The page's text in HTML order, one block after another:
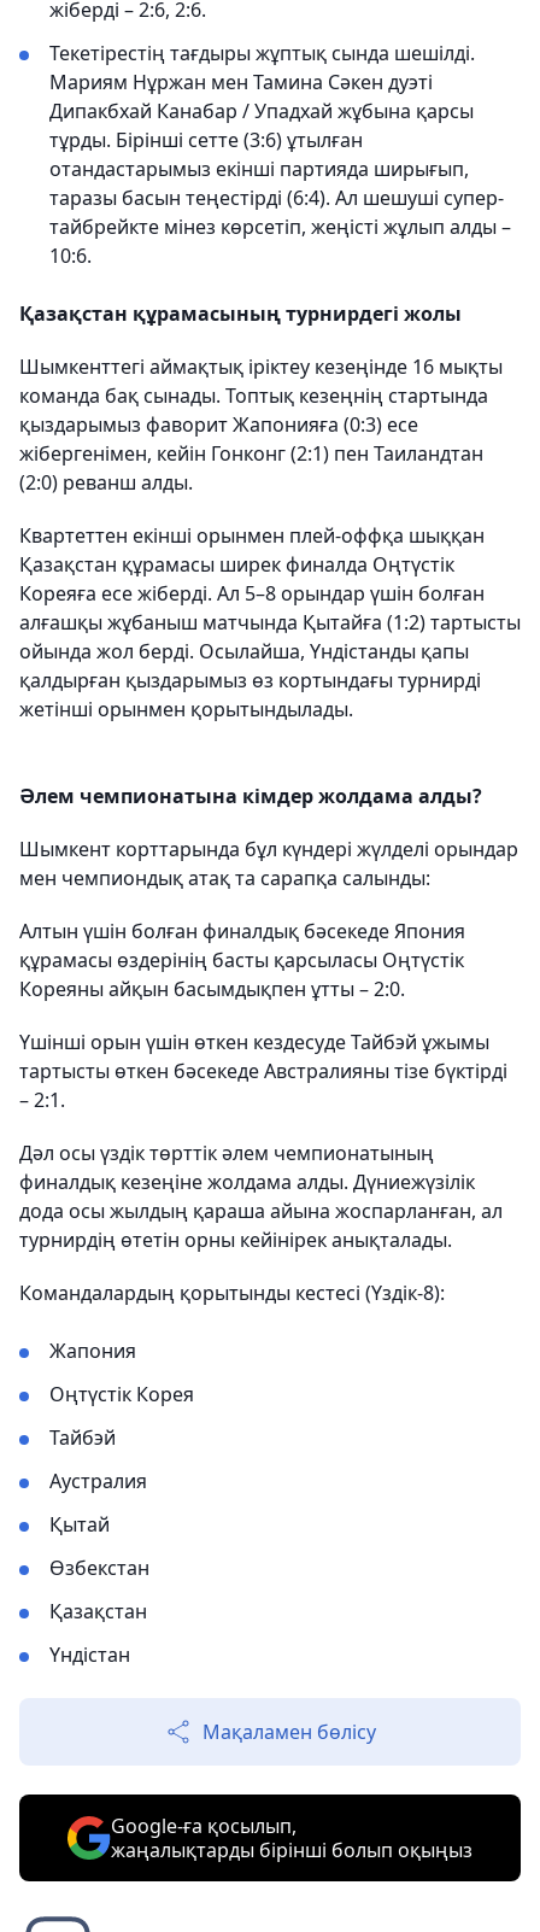
жіберді – 2:6, 2:6.
Текетірестің тағдыры жұптық сында шешілді.
Мариям Нұржан мен Тамина Сәкен дуэті
Дипакбхай Канабар / Упадхай жұбына қарсы
тұрды. Бірінші сетте (3:6) ұтылған
отандастарымыз екінші партияда ширығып,
таразы басын теңестірді (6:4). Ал шешуші супер-
тайбрейкте мінез көрсетіп, жеңісті жұлып алды –
10:6.
Қазақстан құрамасының турнирдегі жолы
Шымкенттегі аймақтық іріктеу кезеңінде 16 мықты
команда бақ сынады. Топтық кезеңнің стартында
қыздарымыз фаворит Жапонияға (0:3) есе
жібергенімен, кейін Гонконг (2:1) пен Таиландтан
(2:0) реванш алды.
Квартеттен екінші орынмен плей-оффқа шыққан
Қазақстан құрамасы ширек финалда Оңтүстік
Кореяға есе жіберді. Ал 5–8 орындар үшін болған
алғашқы жұбаныш матчында Қытайға (1:2) тартысты
ойында жол берді. Осылайша, Үндістанды қапы
қалдырған қыздарымыз өз кортындағы турнирді
жетінші орынмен қорытындылады.
Әлем чемпионатына кімдер жолдама алды?
Шымкент корттарында бұл күндері жүлделі орындар
мен чемпиондық атақ та сарапқа салынды:
Алтын үшін болған финалдық бәсекеде Япония
құрамасы өздерінің басты қарсыласы Оңтүстік
Кореяны айқын басымдықпен ұтты – 2:0.
Үшінші орын үшін өткен кездесуде Тайбэй ұжымы
тартысты өткен бәсекеде Австралияны тізе бүктірді
– 2:1.
Дәл осы үздік төрттік әлем чемпионатының
финалдық кезеңіне жолдама алды. Дүниежүзілік
дода осы жылдың қараша айына жоспарланған, ал
турнирдің өтетін орны кейінірек анықталады.
Командалардың қорытынды кестесі (Үздік-8):
Жапония
Оңтүстік Корея
Тайбэй
Аустралия
Қытай
Өзбекстан
Қазақстан
Үндістан
Мақаламен бөлісу
Google-ға қосылып,
жаңалықтарды бірінші болып оқыңыз